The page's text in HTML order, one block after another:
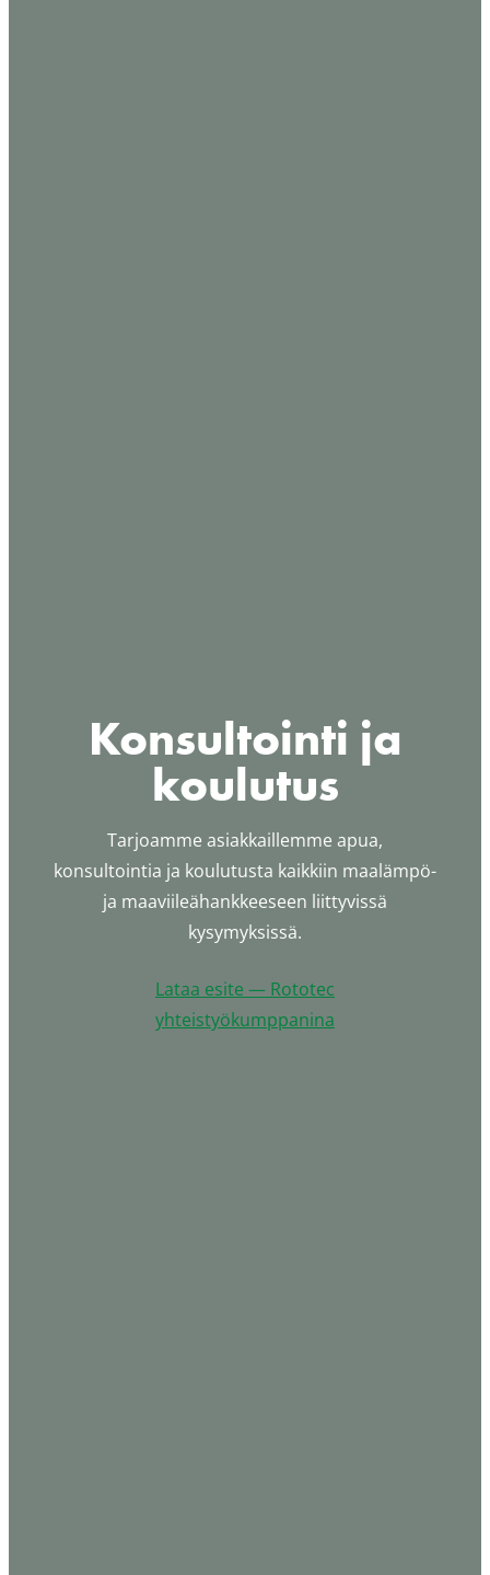
Konsultointi ja
koulutus
Tarjoamme asiakkaillemme apua,
konsultointia ja koulutusta kaikkiin maalämpö-
ja maaviileähankkeeseen liittyvissä
kysymyksissä.
Lataa esite — Rototec
yhteistyökumppanina